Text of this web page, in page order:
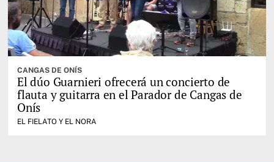
CANGAS DE ONÍS
El dúo Guarnieri ofrecerá un concierto de
flauta y guitarra en el Parador de Cangas de
Onís
EL FIELATO Y EL NORA